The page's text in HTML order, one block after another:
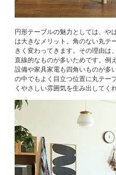
円形テーブルの魅力としては、や
は大きなメリット。角のない丸テ
きく変わってきます。その理由は
直線的なものが多いためです。例
設備や家具家電も四角いものが多
の中でもよく目立つ位置に丸テー
くやさしい雰囲気を生み出してく